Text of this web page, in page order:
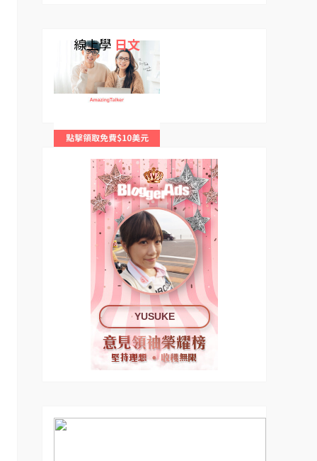
線上學 日文
YUSUKE